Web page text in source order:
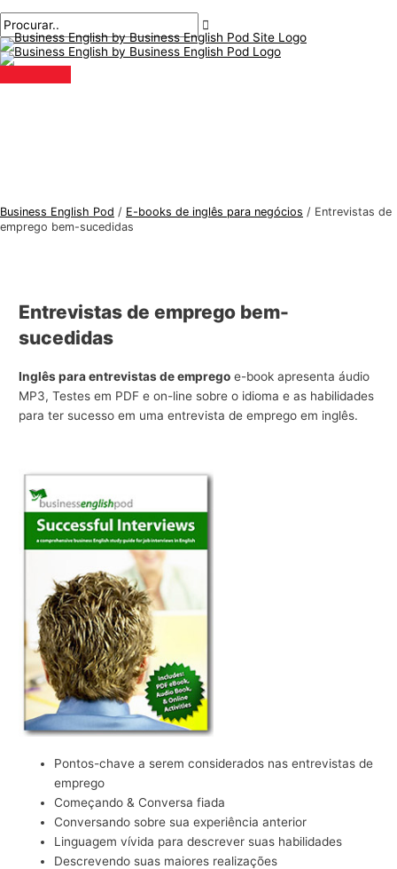
para
o
conteúdo
principal
Business English Pod / E-books de inglês para negócios / Entrevistas de
emprego bem-sucedidas
Entrevistas de emprego bem-
sucedidas
Inglês para entrevistas de emprego e-book apresenta áudio
MP3, Testes em PDF e on-line sobre o idioma e as habilidades
para ter sucesso em uma entrevista de emprego em inglês.
Pontos-chave a serem considerados nas entrevistas de
emprego
Começando & Conversa fiada
Conversando sobre sua experiência anterior
Linguagem vívida para descrever suas habilidades
Descrevendo suas maiores realizações
mail*
T
ó
p
i
i
ê
s
p
a
r
g
P
r
o
c